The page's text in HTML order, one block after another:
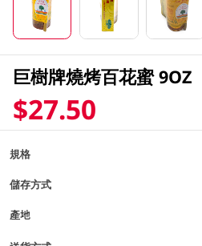
巨樹牌燒烤百花蜜 9OZ
$27.50
規格
儲存方式
產地